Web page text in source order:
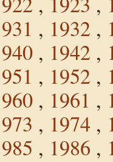
, 1932 ,
, 1942 ,
, 1952 ,
, 1961 ,
, 1974 ,
, 1986 ,